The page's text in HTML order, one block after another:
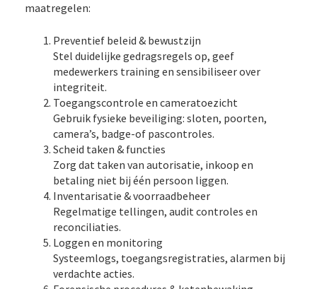
maatregelen:
Preventief beleid & bewustzijn
Stel duidelijke gedragsregels op, geef
medewerkers training en sensibiliseer over
integriteit.
Toegangscontrole en cameratoezicht
Gebruik fysieke beveiliging: sloten, poorten,
camera’s, badge-of pascontroles.
Scheid taken & functies
Zorg dat taken van autorisatie, inkoop en
betaling niet bij één persoon liggen.
Inventarisatie & voorraadbeheer
Regelmatige tellingen, audit controles en
reconciliaties.
Loggen en monitoring
Systeemlogs, toegangsregistraties, alarmen bij
verdachte acties.